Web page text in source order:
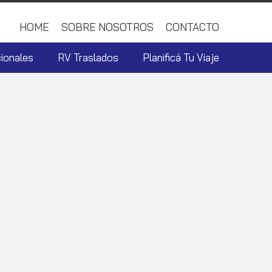
HOME SOBRE NOSOTROS CONTACTO
RV Traslados Planificá Tu Viaje